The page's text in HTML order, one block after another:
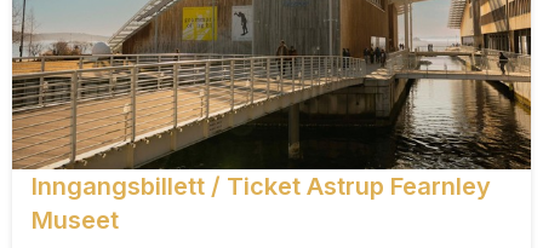
Inngangsbillett / Ticket Astrup Fearnley
Museet